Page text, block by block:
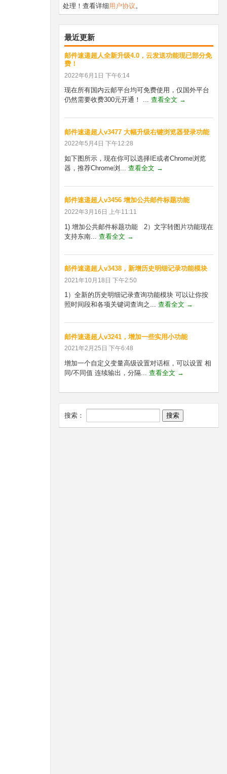
处理！查看详细用户协议 。
最近更新
邮件速递超人全新升级4.0，云发送功能现已部分免
费！
2022年6月1日 下午6:14
现在所有国内云邮平台均可免费使用，仅国外平台
仍然需要收费300元开通！ ... 查看全文 →
邮件速递超人v3477 大幅升级右键浏览器登录功能
2022年5月4日 下午12:28
如下图所示，现在你可以选择IE或者Chrome浏览
器，推荐Chrome浏... 查看全文 →
邮件速递超人v3456 增加公共邮件标题功能
2022年3月16日 上午11:11
1) 增加公共邮件标题功能 2）文字转图片功能现在
支持东南... 查看全文 →
邮件速递超人v3438，新增历史明细记录功能模块
2021年10月18日 下午2:50
1）全新的历史明细记录查询功能模块 可以让你按
照时间段和各项关键词查询之... 查看全文 →
邮件速递超人v3241，增加一些实用小功能
2021年2月25日 下午6:48
增加一个自定义变量高级设置对话框，可以设置 相
同/不同值 连续输出，分隔... 查看全文 →
搜索：